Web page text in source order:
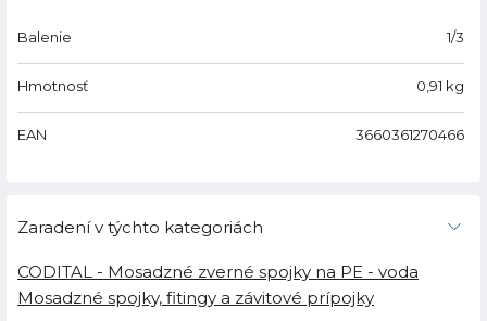
Balenie 1/3
Hmotnosť 0,91 kg
EAN 3660361270466
Zaradení v týchto kategoriách
CODITAL - Mosadzné zverné spojky na PE - voda
Mosadzné spojky, fitingy a závitové prípojky